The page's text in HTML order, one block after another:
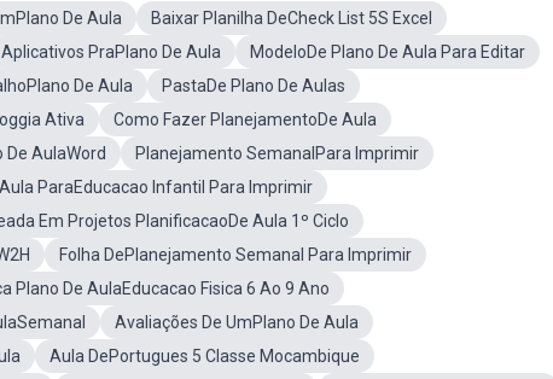
De Aula
Baixar Planilha DeCheck List 5S Excel
Aplicativos PraPlano De Aula
ModeloDe Plano De Aula Para Editar
De Aula
PastaDe Plano De Aulas
Ativa
Como Fazer PlanejamentoDe Aula
De AulaWord
Planejamento SemanalPara Imprimir
ParaEducacao Infantil Para Imprimir
Em Projetos PlanificacaoDe Aula 1º Ciclo
Folha DePlanejamento Semanal Para Imprimir
Plano De AulaEducacao Fisica 6 Ao 9 Ano
Avaliações De UmPlano De Aula
Aula DePortugues 5 Classe Mocambique